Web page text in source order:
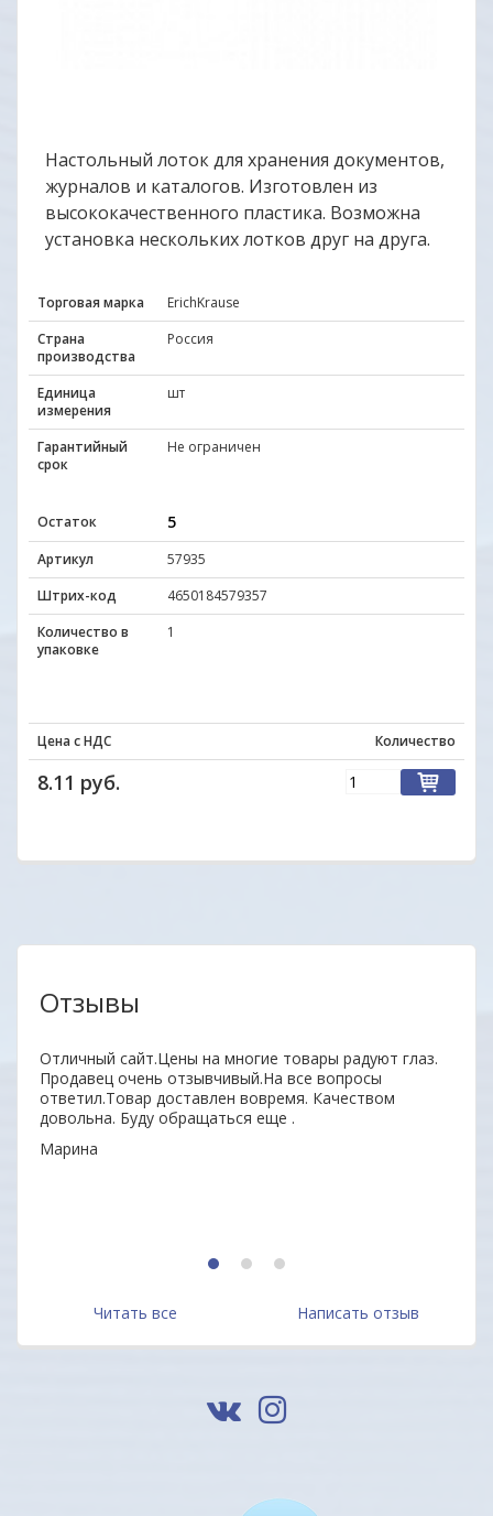
Настольный лоток для хранения документов,
журналов и каталогов. Изготовлен из
высококачественного пластика. Возможна
установка нескольких лотков друг на друга.
Торговая марка
ErichKrause
Страна
производства
Россия
Единица
измерения
шт
Гарантийный
срок
Не ограничен
Остаток 5
Артикул
57935
Штрих-код
4650184579357
Количество в
упаковке
1
Цена с НДС Количество
8.11 руб.
Отзывы
Отличный сайт.Цены на многие товары радуют глаз.
Продавец очень отзывчивый.На все вопросы
ответил.Товар доставлен вовремя. Качеством
довольна. Буду обращаться еще .
Марина
1 2 3
Читать все Написать отзыв